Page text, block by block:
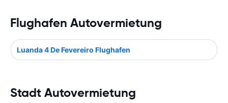
Flughafen Autovermietung
Luanda 4 De Fevereiro Flughafen
Stadt Autovermietung